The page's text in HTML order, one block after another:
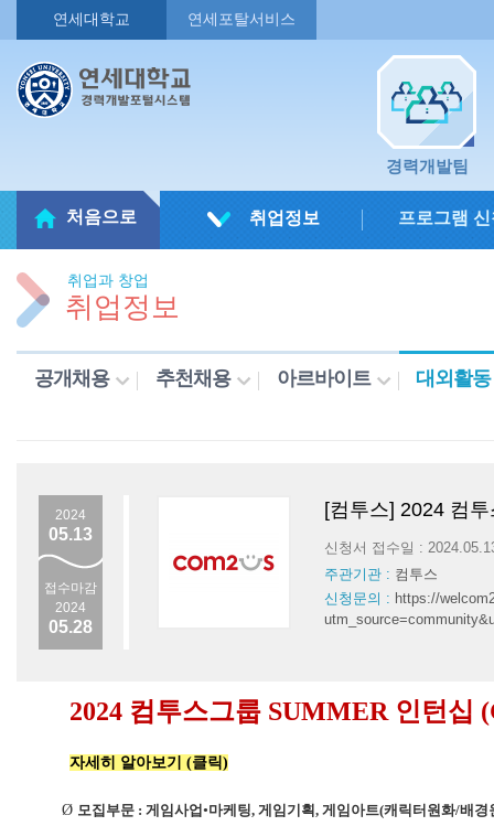
연세대학교 연세포탈서비스
경력개발팀
처음으로 취업정보 프로그램
취업과 창업
취업정보
공개채용 추천채용 아르바이트 대외활동
2024
05.13
접수마감
2024
05.28
[컴투스] 2024 컴
신청서 접수일 :
주관기관 : 컴투스
신청문의 : https://
2024 컴투스그룹 SUMMER 인턴십
자세히 알아보기 (클릭)
Ø 모집부문 : 게임사업 •마케팅, 게임기획 , 게임아트(캐릭터원화/배경